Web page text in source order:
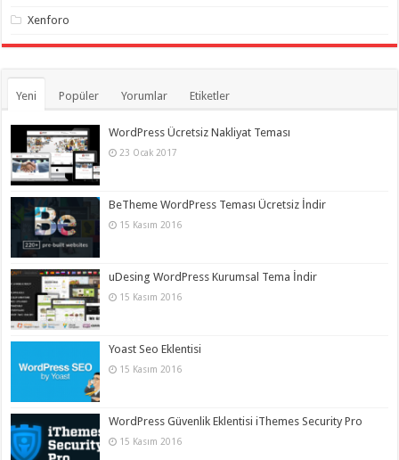
Xenforo
Yeni Popüler Yorumlar Etiketler
WordPress Ücretsiz Nakliyat Teması
23 Ocak 2017
BeTheme WordPress Teması Ücretsiz İndir
15 Kasım 2016
uDesing WordPress Kurumsal Tema İndir
15 Kasım 2016
Yoast Seo Eklentisi
15 Kasım 2016
WordPress Güvenlik Eklentisi iThemes Security Pro
15 Kasım 2016